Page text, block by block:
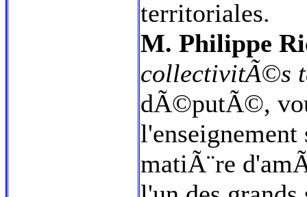
territoriales.
M. Philippe
collectivitÃ©s
dÃ©putÃ©,
matiÃ¨re